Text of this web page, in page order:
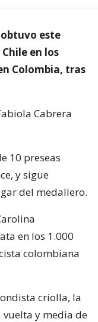
este
en los
Colombia, tras
Cabrera
10 preseas
y sigue
del medallero.
en los 1.000
colombiana
criolla, la
y media de